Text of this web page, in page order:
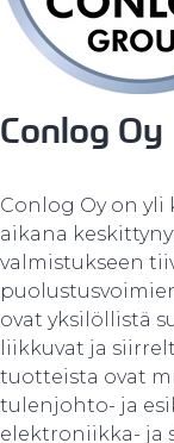
Conlog Oy
Conlog Oy on
aikana
valmistukseen
ovat yksilöllistä
liikkuvat ja
tuotteista ovat
tulenjohto- ja
elektroniikka- ja